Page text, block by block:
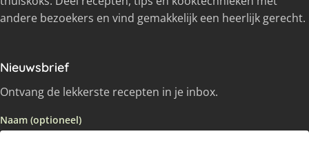
andere bezoekers en vind gemakkelijk een heerlijk gerecht.
Nieuwsbrief
Ontvang de lekkerste recepten in je inbox.
Naam (optioneel)